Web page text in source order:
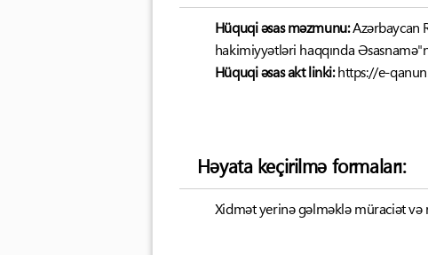
Hüquqi əsas məzmunu:Azərbaycan
hakimiyyətləri haqqında
Hüquqi əsas akt linki:https://e-
Həyata keçirilmə formaları:
Xidmət yerinə gəlməklə müraciət və